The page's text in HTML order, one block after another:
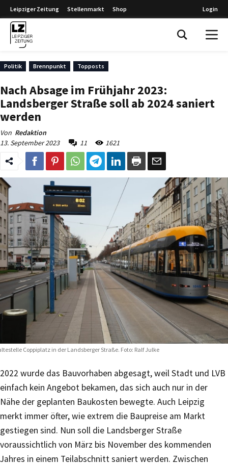
Leipziger Zeitung Stellenmarkt Shop Login
Politik Brennpunkt Topposts
Nach Absage im Frühjahr 2023:
Landsberger Straße soll ab 2024 saniert
werden
Von Redaktion
13. September 2023
11 1621
Coppiplatz in der Landsberger Straße. Foto: Ralf Julke
2022 wurde das Bauvorhaben abgesagt, weil Stadt und LVB
einfach kein Angebot bekamen, das sich auch nur in der
Nähe der geplanten Baukosten bewegte. Auch Leipzig
merkt immer öfter, wie extrem die Baupreise am Markt
gestiegen sind. Nun soll die Landsberger Straße
voraussichtlich von März bis November des kommenden
Jahres in einem Teilabschnitt saniert werden. Zwischen